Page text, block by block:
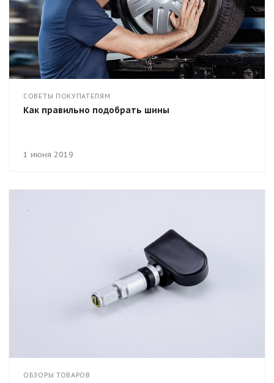
1 июня 2019
СОВЕТЫ ПОКУПАТЕЛЯМ
Как правильно подобрать шины
ОБЗОРЫ ТОВАРОВ